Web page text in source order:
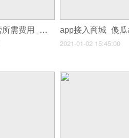
app拟开发和运营所需费用_个人开发app工作量
2021-01-02 15:45:00